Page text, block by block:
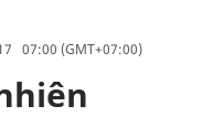
07:00 (GMT+07:00)